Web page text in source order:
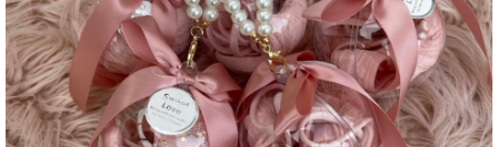
לִפְתִיחַת
תַּפְרִיט
הֵנְּגִישׁוּת
לְחַץ
ALT+0